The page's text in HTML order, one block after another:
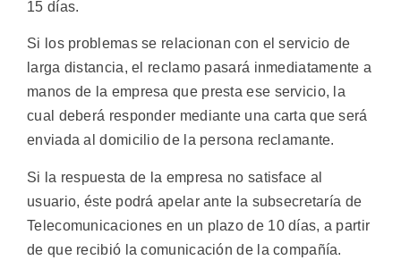
15 días.
Si los problemas se relacionan con el servicio de
larga distancia, el reclamo pasará inmediatamente a
manos de la empresa que presta ese servicio, la
cual deberá responder mediante una carta que será
enviada al domicilio de la persona reclamante.
Si la respuesta de la empresa no satisface al
usuario, éste podrá apelar ante la subsecretaría de
Telecomunicaciones en un plazo de 10 días, a partir
de que recibió la comunicación de la compañía.